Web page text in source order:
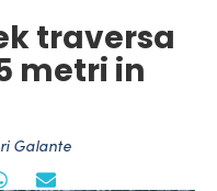
traversa
metri in
Galante